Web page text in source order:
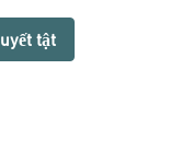
tật